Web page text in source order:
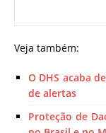
Veja também:
O DHS acaba
de alertas
Proteção de